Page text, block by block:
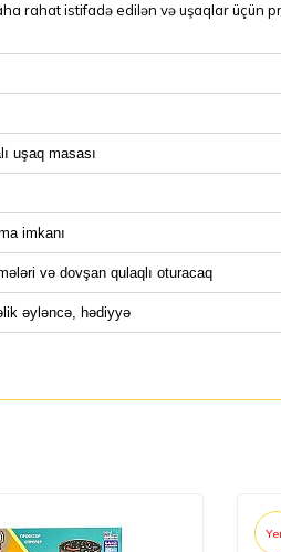
rahat istifadə edilən və uşaqlar üçün
uşaq masası
imkanı
və dovşan qulaqlı oturacaq
əyləncə, hədiyyə